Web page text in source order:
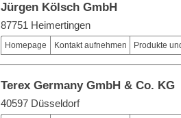
Jürgen Kölsch GmbH
87751 Heimertingen
Homepage Kontakt aufnehmen Produkte
Terex Germany GmbH & Co. KG
40597 Düsseldorf